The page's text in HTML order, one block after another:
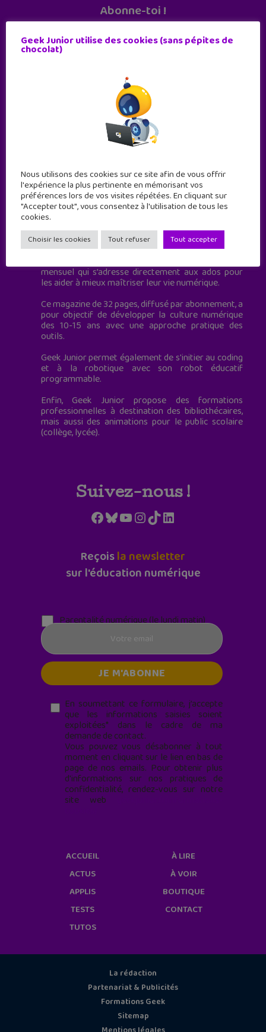
Abonne-toi !
Geek Junior est le premier site de culture numérique
à destination des adolescents.
mensuel qui s’adresse directement aux ados pour
les aider à mieux maîtriser leur vie numérique.
Ce magazine de 32 pages, diffusé par abonnement, a
pour objectif de développer la culture numérique
des 10-15 ans avec une approche pratique des
outils.
Geek Junior permet également de s'initier au coding
et à la robotique avec son robot éducatif
programmable.
Enfin, Geek Junior propose des formations
professionnelles à destination des bibliothécaires,
mais aussi des animations pour le public scolaire
(collège, lycée).
Suivez-nous !
Facebook
Bluesky
YouTube
Instagram
TikTokLinkedIn
Reçoisla newsletter
sur l'éducation numérique
Parentalité numérique (le lundi matin)
En soumettant ce formulaire, j’accepte
que les informations saisies soient
exploitées* dans le cadre de ma
demande de contact.
Vous pouvez vous désabonner à tout
moment en cliquant sur le lien en bas de
page de nos emails. Pour obtenir plus
d'informations sur nos pratiques de
confidentialité, rendez-vous sur notre
site web
Geek Junior utilise des cookies (sans pépites de
chocolat)
Nous utilisons des cookies sur ce site afin de vous offrir
l'expérience la plus pertinente en mémorisant vos
préférences lors de vos visites répétées. En cliquant sur
"Accepter tout", vous consentez à l'utilisation de tous les
cookies.
Choisir les cookies Tout refuser Tout accepter
ACCUEIL
ACTUS
APPLIS
TESTS
TUTOS
À LIRE
À VOIR
BOUTIQUE
CONTACT
La rédaction
Partenariat & Publicités
Formations Geek
Sitemap